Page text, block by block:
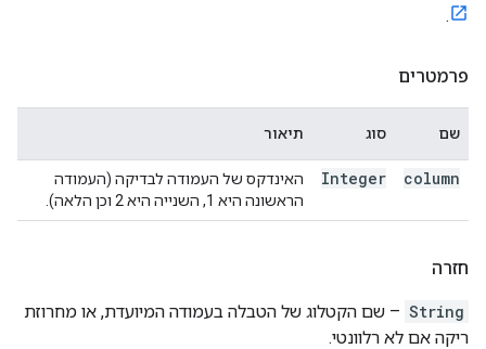
.
פרמטרים
שם סוג תיאור
column
Integer
האינדקס של העמודה לבדיקה (העמודה
הראשונה היא 1, השנייה היא 2 וכן הלאה).
חזרה
String – שם הקטלוג של הטבלה בעמודה המיועדת, או מחרוזת
ריקה אם לא רלוונטי.